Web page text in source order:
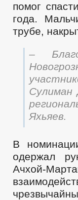
помог
года.
трубе,
–
Сулиман
Яхьяев.
В
одержал
Ачхой-